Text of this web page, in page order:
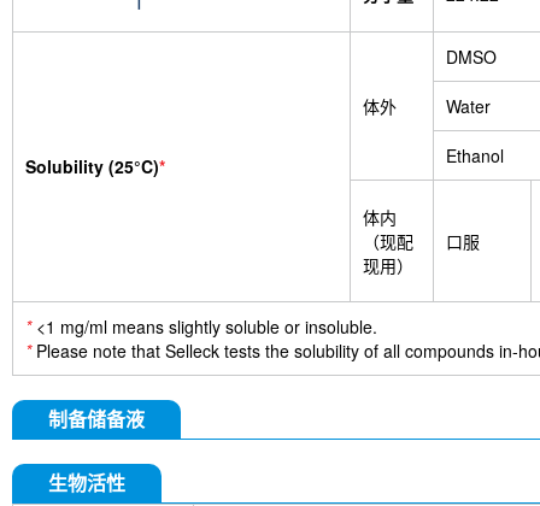
Solubility (25°C)*
体外
DMSO
Water
Ethanol
体内
（现配
现用）
口服
*<1 mg/ml means slightly soluble or insoluble.
*Please note that Selleck tests the solubility of all compounds in-
制备储备液
生物活性